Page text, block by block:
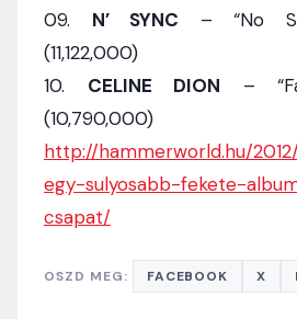
09. N’ SYNC – “No
(11,122,000)
10. CELINE DION –
(10,790,000)
http://hammerworld.hu/
egy-sulyosabb-fekete-
csapat/
OSZD MEG: FACEBOOK X